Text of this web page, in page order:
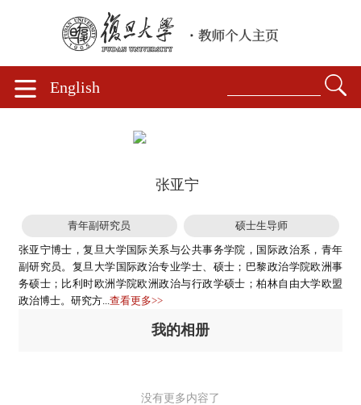
English
张亚宁
青年副研究员
硕士生导师
张亚宁博士，复旦大学国际关系与公共事务学院，国际政治系，青年
副研究员。复旦大学国际政治专业学士、硕士；巴黎政治学院欧洲事
务硕士；比利时欧洲学院欧洲政治与行政学硕士；柏林自由大学欧盟
政治博士。研究方... 查看更多>>
我的相册
没有更多内容了